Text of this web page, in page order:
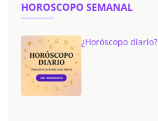
HOROSCOPO SEMANAL
¿Horóscopo diario?